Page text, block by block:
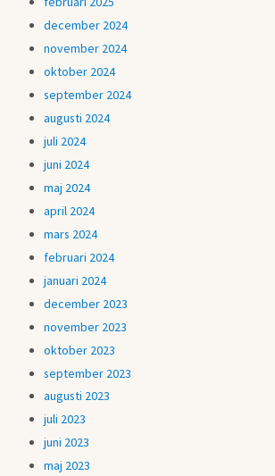
december 2024
november 2024
oktober 2024
september 2024
augusti 2024
juli 2024
juni 2024
maj 2024
april 2024
mars 2024
februari 2024
januari 2024
december 2023
november 2023
oktober 2023
september 2023
augusti 2023
juli 2023
juni 2023
maj 2023